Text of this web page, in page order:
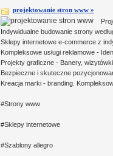
projektowanie stron www »
Indywidualne budowanie strony
Sklepy internetowe e-commerce z
Kompleksowe usługi reklamowe -
Projekty graficzne - Banery,
Bezpieczne i skuteczne
Kreacja marki - branding.
#Strony www
#Sklepy internetowe
#Szablony allegro